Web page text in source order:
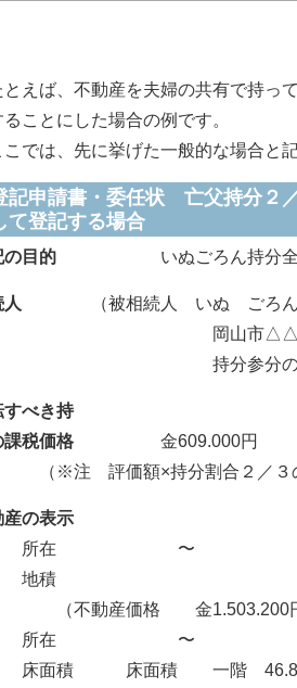
えば、不動産を夫婦の共有で持っ
ことにした場合の例です。
では、先に挙げた一般的な場合と
記申請書・委任状 亡父持分２
て登記する場合
の目的 いぬごろん持分全
（被相続人 いぬ ごろん
山市△△３丁目８
分参分の弐
すべき持
課税価格 金609.000円
注 評価額×持分割合２／３の金
産の表示
在 〜
積
不動産価格 金1.503.200円
在 〜
面積 床面積 一階 46.87平